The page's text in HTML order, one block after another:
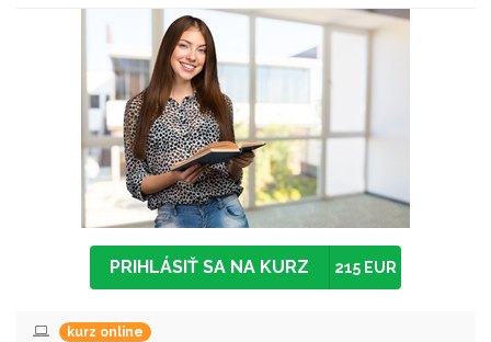
PRIHLÁSIŤ SA NA KURZ 215 EUR
kurz online